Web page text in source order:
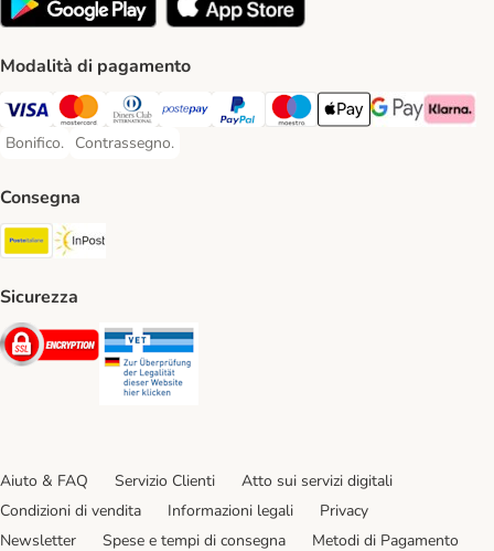
Modalità di pagamento
Visa. Payment Method
Mastercard. Payment Method
Diners Club. Payment Method
Postepay. Payment Method
PayPal. Payment Method
Maestro. Payment Method
Apple pay. Payment
Google Pay
Klarna
Bonifico.
Bonifico. Payment Method
Contrassegno.
Contrassegno. Payment Method
Consegna
Poste Italiane. Shipping Method
Sicurezza
Security
Aiuto & FAQ Servizio Clienti
Atto sui servizi digitali
Condizioni di vendita
Informazioni legali
Privacy
Newsletter
Spese e tempi di consegna Metodi di Pagamento